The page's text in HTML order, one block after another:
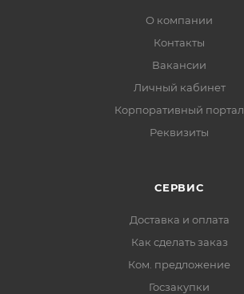
О компании
Контакты
Вакансии
Личный кабинет
Корпоративный портал
Реквизиты
СЕРВИС
Доставка и оплата
Как сделать заказ
Ком. предложение
Госзакупки